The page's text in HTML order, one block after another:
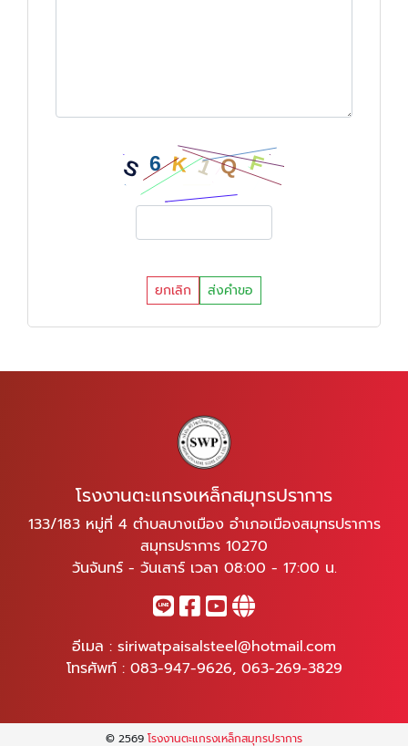
ยกเลิก ส่งคำขอ
โรงงานตะแกรงเหล็กสมุทรปราการ
133/183 หมู่ที่ 4 ตำบลบางเมือง อำเภอเมืองสมุทรปราการ
สมุทรปราการ 10270
วันจันทร์ - วันเสาร์ เวลา 08:00 - 17:00 น.
อีเมล : siriwatpaisalsteel@hotmail.com
โทรศัพท์ : 083-947-9626, 063-269-3829
© 2569 โรงงานตะแกรงเหล็กสมุทรปราการ